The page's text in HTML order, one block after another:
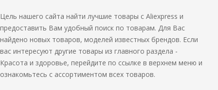
Цель нашего сайта найти лучшие товары с Aliexpress и
предоставить Вам удобный поиск по товарам. Для Вас
найдено новых товаров, моделей известных брендов. Если
вас интересуют другие товары из главного раздела -
Красота и здоровье, перейдите по ссылке в верхнем меню и
ознакомьтесь с ассортиментом всех товаров.